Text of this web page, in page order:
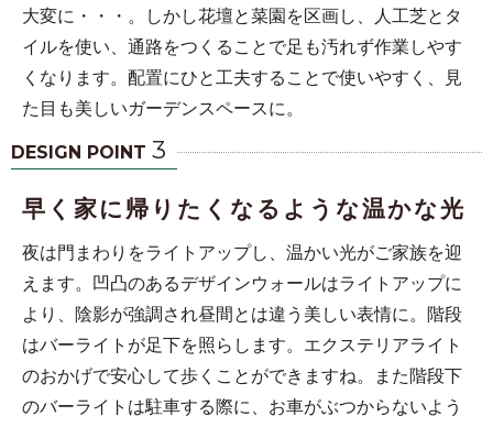
大変に・・・。しかし花壇と菜園を区画し、人工芝とタ
イルを使い、通路をつくることで足も汚れず作業しやす
くなります。配置にひと工夫することで使いやすく、見
た目も美しいガーデンスペースに。
DESIGN POINT 3
早く家に帰りたくなるような温かな光
夜は門まわりをライトアップし、温かい光がご家族を迎
えます。凹凸のあるデザインウォールはライトアップに
より、陰影が強調され昼間とは違う美しい表情に。階段
はバーライトが足下を照らします。エクステリアライト
のおかげで安心して歩くことができますね。また階段下
のバーライトは駐車する際に、お車がぶつからないよう